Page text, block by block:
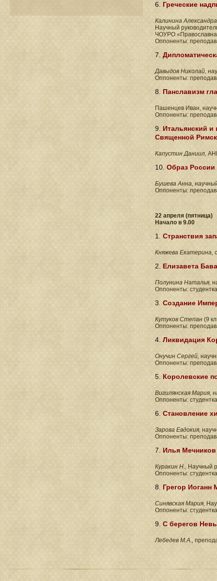
6. Греческие
Калинина
Научный
ЧОУРО
Оппоненты:
7.
Давыдов Николай,
Оппоненты:
8. Панславизм
Пашенцев Иван,
Оппоненты:
9. Итальянский и
Священной
Капустин Даниил,
10. Образ
Бушева Анна,
Оппоненты:
22 апреля (пятница)
Начало в 9.00
1. Странствия
Княжева Екатерина,
2. Елизавета
Полунина Наталья,
Оппоненты:
3. Создание
Кутуков Степан (9
Оппоненты:
4. Ликвидация
Онучин Сергей,
Оппоненты:
5. Королевские
Вигилянская Мария,
Оппоненты:
6. Становление
Зарова Евдокия,
Оппоненты:
7. Илья
Куракин Н., Научный
Оппоненты:
8. Грегор Иоганн
Синявская Мария,
Оппоненты:
9. С берегов
Лебедев М.А.,